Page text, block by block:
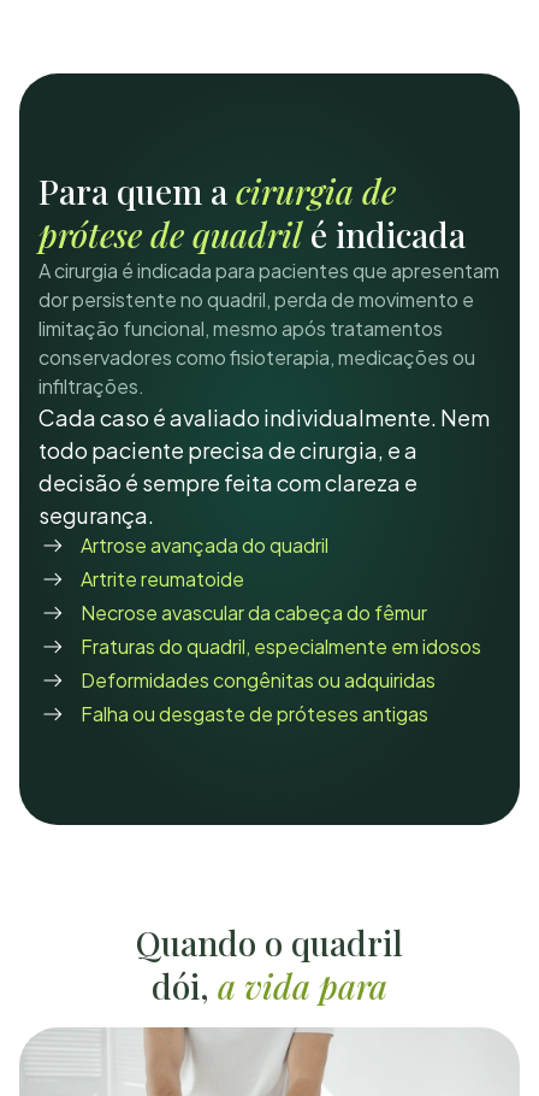
Para quem acirurgia de
prótese de quadrilé indicada
A cirurgia é indicada para pacientes que apresentam
dor persistente no quadril, perda de movimento e
limitação funcional, mesmo após tratamentos
conservadores como fisioterapia, medicações ou
infiltrações.
Cada caso é avaliado individualmente. Nem
todo paciente precisa de cirurgia, e a
decisão é sempre feita com clareza e
segurança.
Artrose avançada do quadril
Artrite reumatoide
Necrose avascular da cabeça do fêmur
Fraturas do quadril, especialmente em idosos
Deformidades congênitas ou adquiridas
Falha ou desgaste de próteses antigas
Quando o quadril
dói, a vida para